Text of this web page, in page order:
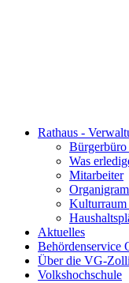
Rathaus -
Was
Mitarbeiter
Kulturraum
Aktuelles
Behördenservice
Über die VG-
Volkshochschule